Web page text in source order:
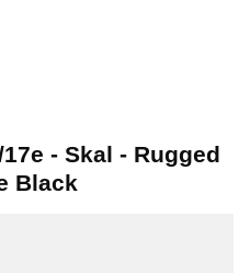
- Skal - Rugged
Black